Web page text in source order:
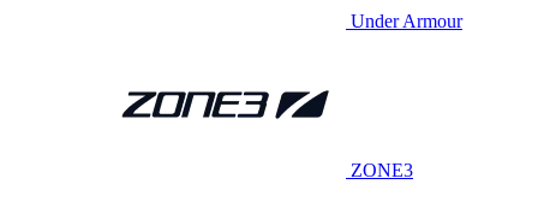
Under Armour
ZONE3